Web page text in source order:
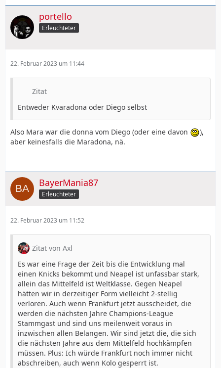
portello
Erleuchteter
22. Februar 2023 um 11:44
Zitat
Entweder Kvaradona oder Diego selbst
Also Mara war die donna vom Diego (oder eine davon
),
aber keinesfalls die Maradona, nä.
BayerMania87
Erleuchteter
22. Februar 2023 um 11:52
Zitat von Axl
Es war eine Frage der Zeit bis die Entwicklung mal
einen Knicks bekommt und Neapel ist unfassbar stark,
allein das Mittelfeld ist Weltklasse. Gegen Neapel
hätten wir in derzeitiger Form vielleicht 2-stellig
verloren. Auch wenn Frankfurt jetzt ausscheidet, die
werden die nächsten Jahre Champions-League
Stammgast und sind uns meilenweit voraus in
inzwischen allen Belangen. Wir sind jetzt die, die sich
die nächsten Jahre aus dem Mittelfeld hochkämpfen
müssen. Plus: Ich würde Frankfurt noch immer nicht
abschreiben, auch wenn Kolo gesperrt ist.